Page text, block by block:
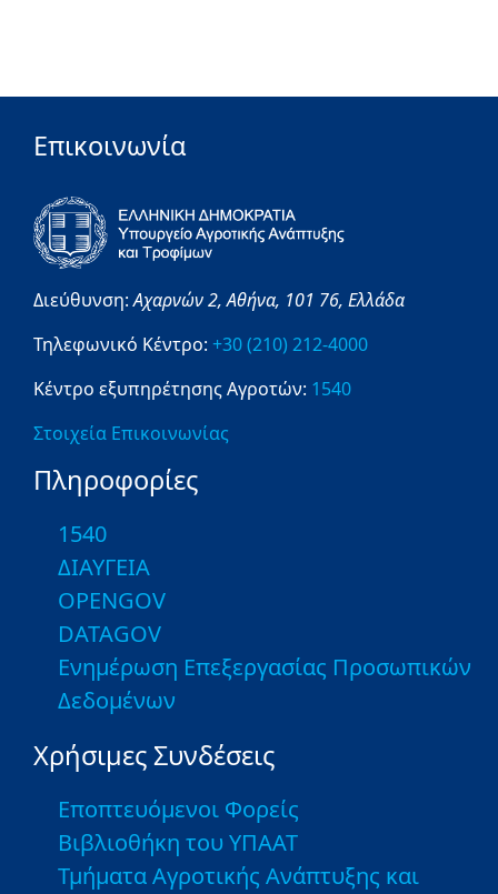
Επικοινωνία
Διεύθυνση:Αχαρνών 2,Αθήνα, 101 76, Ελλάδα
Τηλεφωνικό Κέντρο: +30 (210) 212-4000
Κέντρο εξυπηρέτησης Αγροτών: 1540
Στοιχεία Επικοινωνίας
Πληροφορίες
1540
ΔΙΑΥΓΕΙΑ
OPENGOV
DATAGOV
Ενημέρωση Επεξεργασίας Προσωπικών
Δεδομένων
Χρήσιμες Συνδέσεις
Εποπτευόμενοι Φορείς
Βιβλιοθήκη του ΥΠΑΑΤ
Τμήματα Αγροτικής Ανάπτυξης και